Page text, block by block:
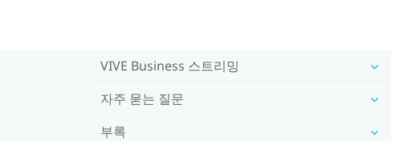
VIVE Business 스트리밍
자주 묻는 질문
부록